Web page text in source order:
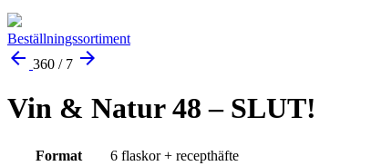
Beställningssortiment
arrow_back 360 / 7 arrow_forward
Vin & Natur 48 – SLUT!
Format
6 flaskor + recepthäfte